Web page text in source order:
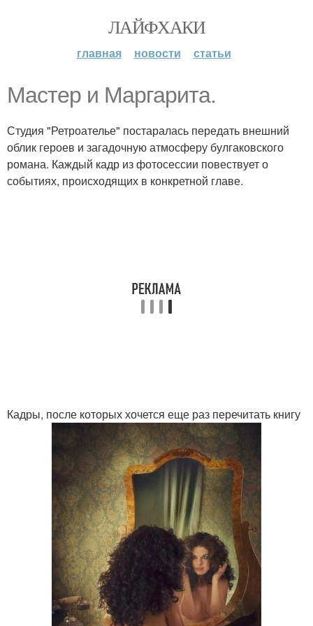
ЛАЙФХАКИ
главная новости статьи
Мастер и Маргарита.
Студия "Ретроателье" постаралась передать внешний
облик героев и загадочную атмосферу булгаковского
романа. Каждый кадр из фотосессии повествует о
событиях, происходящих в конкретной главе.
Кадры, после которых хочется еще раз перечитать книгу